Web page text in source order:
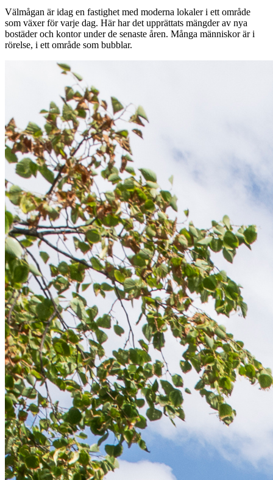
Välmågan är idag en fastighet med moderna lokaler i ett område
som växer för varje dag. Här har det upprättats mängder av nya
bostäder och kontor under de senaste åren. Många människor är i
rörelse, i ett område som bubblar.